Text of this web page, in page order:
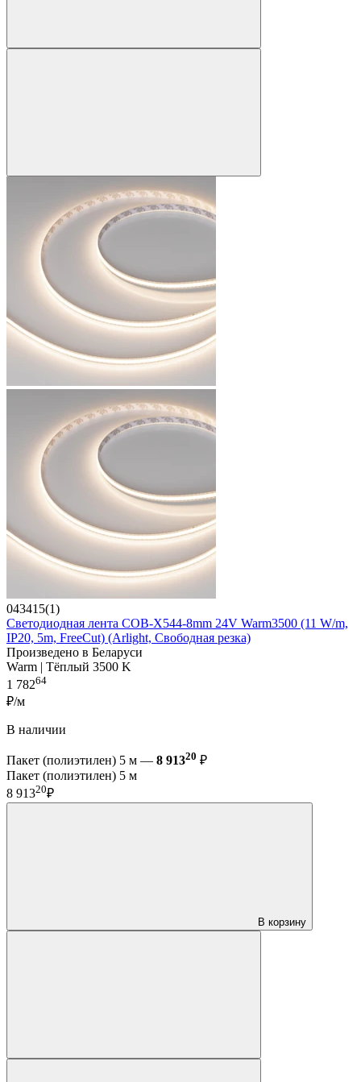
043415(1)
Светодиодная лента COB-X544-8mm 24V Warm3500 (11 W/m,
IP20, 5m, FreeСut) (Arlight, Свободная резка)
Произведено в Беларуси
Warm | Тёплый 3500 K
1 78264
₽/м
В наличии
Пакет (полиэтилен) 5 м — 8 91320 ₽
Пакет (полиэтилен) 5 м
8 91320₽
В корзину